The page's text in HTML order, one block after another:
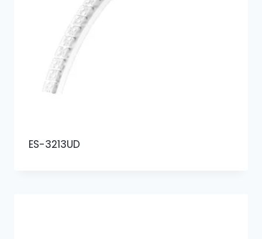
ES-3213UD